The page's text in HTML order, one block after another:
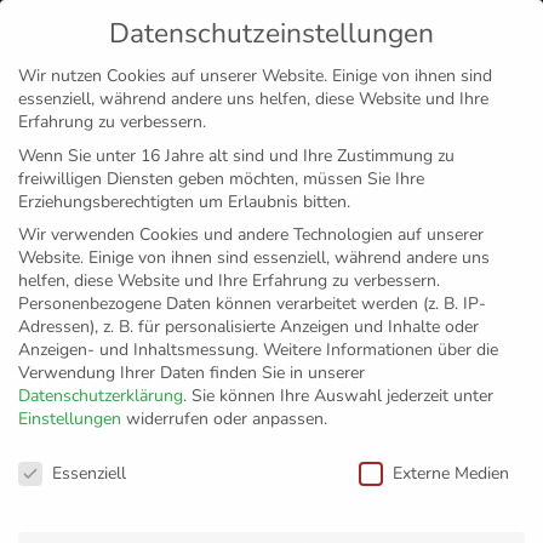
MENÜ
Disclaimer Impressum Datenschutz
Wessel Keemink
Datenschutzeinstellungen
Wir nutzen Cookies auf unserer Website. Einige von ihnen sind
essenziell, während andere uns helfen, diese Website und Ihre
Erfahrung zu verbessern.
Wenn Sie unter 16 Jahre alt sind und Ihre Zustimmung zu
freiwilligen Diensten geben möchten, müssen Sie Ihre
Erziehungsberechtigten um Erlaubnis bitten.
Wir verwenden Cookies und andere Technologien auf unserer
Website. Einige von ihnen sind essenziell, während andere uns
helfen, diese Website und Ihre Erfahrung zu verbessern.
Personenbezogene Daten können verarbeitet werden (z. B. IP-
Adressen), z. B. für personalisierte Anzeigen und Inhalte oder
Anzeigen- und Inhaltsmessung. Weitere Informationen über die
Verwendung Ihrer Daten finden Sie in unserer
Datenschutzerklärung. Sie können Ihre Auswahl jederzeit unter
Einstellungen widerrufen oder anpassen.
Datenschutzeinstellungen
Essenziell Externe Medien